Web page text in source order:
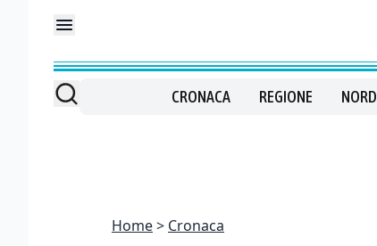
CRONACA REGIONE
Home Cronaca